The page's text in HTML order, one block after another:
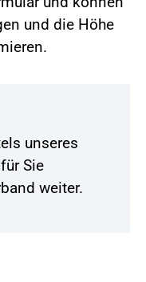
und die Höhe
unseres
Sie
weiter.